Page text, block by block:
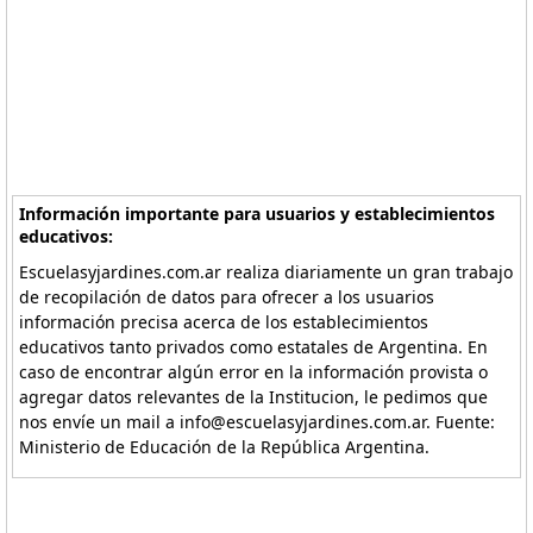
Información importante para usuarios y establecimientos
educativos:
Escuelasyjardines.com.ar realiza diariamente un gran trabajo
de recopilación de datos para ofrecer a los usuarios
información precisa acerca de los establecimientos
educativos tanto privados como estatales de Argentina. En
caso de encontrar algún error en la información provista o
agregar datos relevantes de la Institucion, le pedimos que
nos envíe un mail a info@escuelasyjardines.com.ar. Fuente:
Ministerio de Educación de la República Argentina.